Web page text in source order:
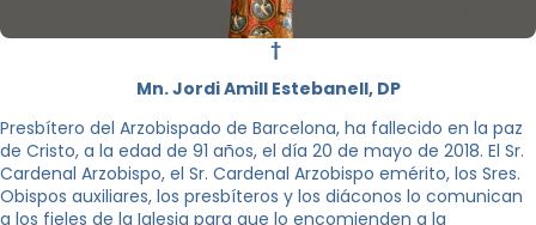
†
Mn. Jordi Amill Estebanell, DP
Presbítero del Arzobispado de Barcelona, ha fallecido en la paz
de Cristo, a la edad de 91 años, el día 20 de mayo de 2018. El Sr.
Cardenal Arzobispo, el Sr. Cardenal Arzobispo emérito, los Sres.
Obispos auxiliares, los presbíteros y los diáconos lo comunican
a los fieles de la Iglesia para que lo encomienden a la